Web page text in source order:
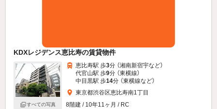
KDXレジデンス恵比寿の賃貸物件
すべての写真
恵比寿駅 歩3分 （湘南新宿宇など）
代官山駅 歩9分 （東横線）
中目黒駅 歩14分 （東横線など）
東京都渋谷区恵比寿南1丁目
8階建 / 10年11ヶ月 / RC